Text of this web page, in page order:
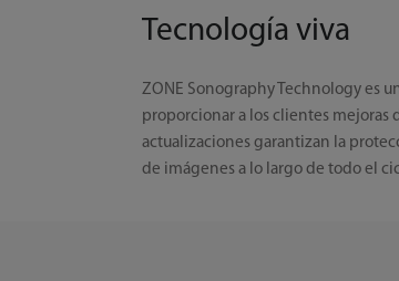
Tecnología viva
ZONE Sonography Technology es
proporcionar a los clientes mejoras
actualizaciones garantizan la
de imágenes a lo largo de todo el